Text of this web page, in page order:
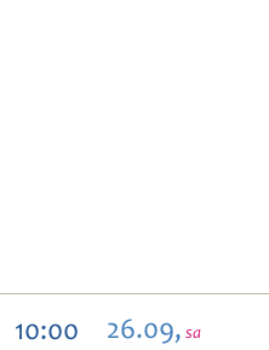
10:00 26.09, sa